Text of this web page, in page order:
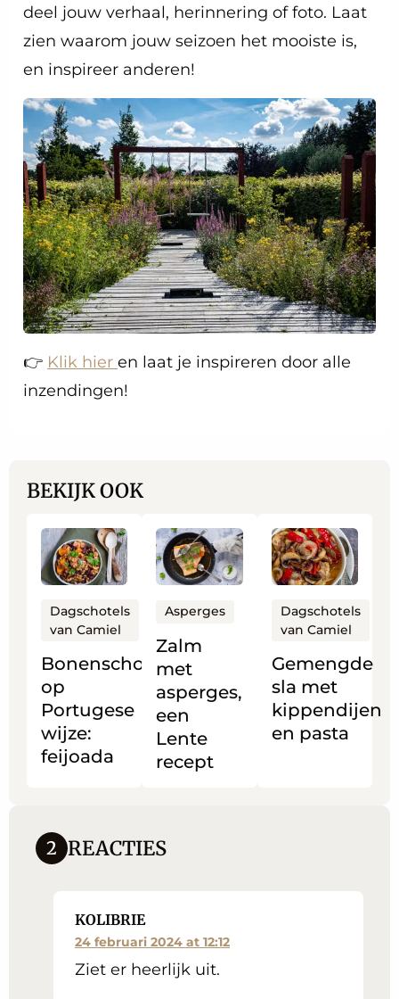
deel jouw verhaal, herinnering of foto. Laat
zien waarom jouw seizoen het mooiste is,
en inspireer anderen!
👉 Klik hier en laat je inspireren door alle
inzendingen!
BEKIJK OOK
Bonenschotel
op
Portugese
wijze:
feijoada
Dagschotels
van Camiel
Lees
meer
over
Bonenschotel
op
Portugese
wijze:
feijoada
Zalm
met
asperges,
een
Lente
recept
Asperges
Lees
meer
over
Zalm
met
asperges,
Lente
recept
Gemengde
sla met
kippendijen
en pasta
Dagschotels
van Camiel
Lees
meer
over
Gemengde
sla
met
kippendijen
en
pasta
2 REACTIES
KOLIBRIE
24 februari 2024 at 12:12
Ziet er heerlijk uit.